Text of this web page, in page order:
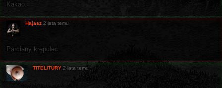
Kakao.
Hajasz 2 lata temu
Parciany krępulec.
TITELITURY 2 lata temu